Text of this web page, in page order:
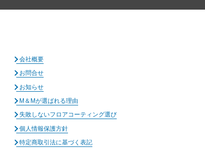
会社概要
お問合せ
お知らせ
M＆Mが選ばれる理由
失敗しないフロアコーティング選び
個人情報保護方針
特定商取引法に基づく表記